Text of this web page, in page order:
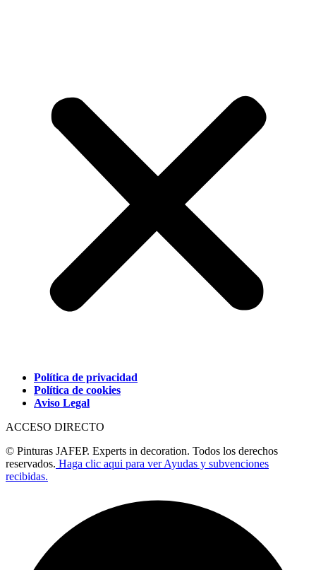
Política de privacidad
Política de cookies
Aviso Legal
ACCESO DIRECTO
© Pinturas JAFEP. Experts in decoration. Todos los derechos
reservados. Haga clic aqui para ver Ayudas y subvenciones
recibidas.